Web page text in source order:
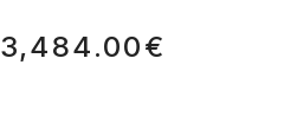
3,484.00€